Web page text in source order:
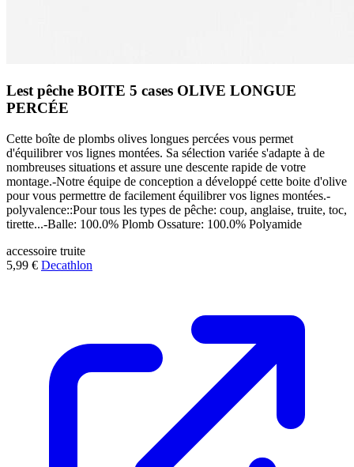
Lest pêche BOITE 5 cases OLIVE LONGUE
PERCÉE
Cette boîte de plombs olives longues percées vous permet
d'équilibrer vos lignes montées. Sa sélection variée s'adapte à de
nombreuses situations et assure une descente rapide de votre
montage.-Notre équipe de conception a développé cette boite d'olive
pour vous permettre de facilement équilibrer vos lignes montées.-
polyvalence::Pour tous les types de pêche: coup, anglaise, truite, toc,
tirette...-Balle: 100.0% Plomb Ossature: 100.0% Polyamide
accessoire truite
5,99 € Decathlon